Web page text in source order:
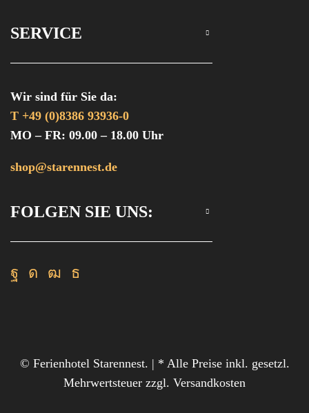
SERVICE
Wir sind für Sie da:
T +49 (0)8386 93936-0
MO – FR: 09.00 – 18.00 Uhr
shop@starennest.de
FOLGEN SIE UNS:
Facebook
© Ferienhotel Starennest. | * Alle Preise inkl. gesetzl.
Mehrwertsteuer zzgl. Versandkosten